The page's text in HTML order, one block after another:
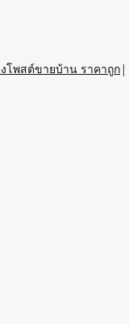
โพสต์ขายบ้าน ราคาถูก|